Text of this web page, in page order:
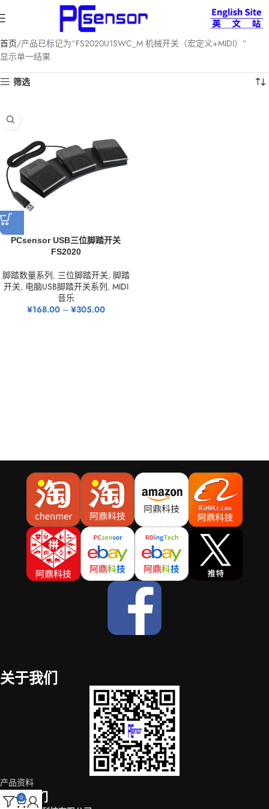
首页 产品已标记为“FS2020U1SWC_M 机械开关（宏定义+MIDI）”
显示单一结果
筛选
PCsensor USB三位脚踏开关
FS2020
脚踏数量系列, 三位脚踏开关, 脚踏
开关, 电脑USB脚踏开关系列, MIDI
音乐
¥168.00– ¥305.00
关于我们
产品资料
联系我们
0